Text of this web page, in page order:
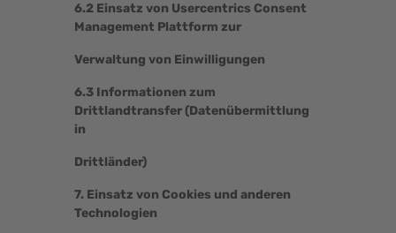
6.2 Einsatz von Usercentrics Consent
Management Plattform zur
Verwaltung von Einwilligungen
6.3 Informationen zum
Drittlandtransfer (Datenübermittlung
in
Drittländer)
7. Einsatz von Cookies und anderen
Technologien